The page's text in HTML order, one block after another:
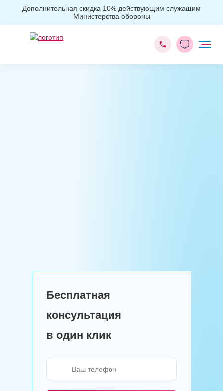
Дополнительная скидка 10% действующим служащим
Министерства обороны
Бесплатная
консультация
в один клик